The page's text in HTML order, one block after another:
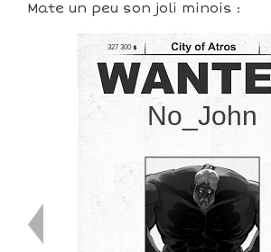
Mate un peu son joli minois :
327 300
No_John